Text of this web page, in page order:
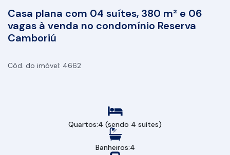
Casa plana com 04 suítes, 380 m² e 06
vagas à venda no condomínio Reserva
Camboriú
4662
Quartos:4 (sendo 4 suítes)
Banheiros:4